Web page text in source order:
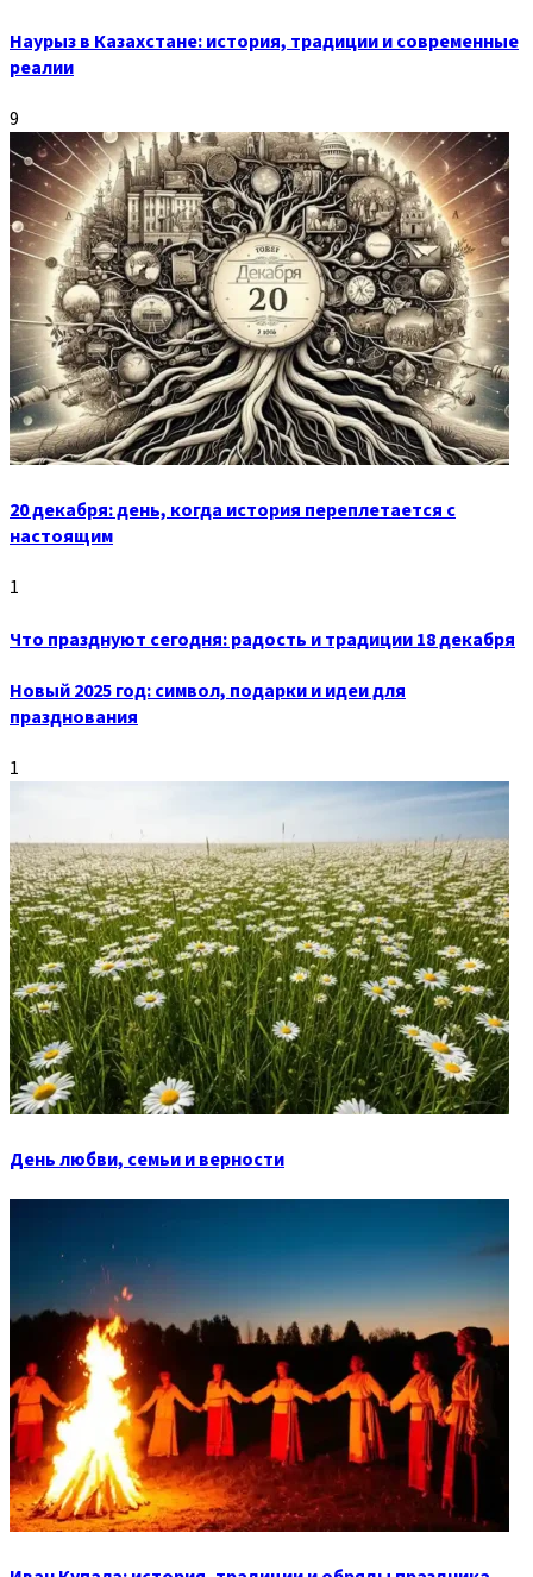
Наурыз в Казахстане: история, традиции и современные
реалии
9
20 декабря: день, когда история переплетается с
настоящим
1
Что празднуют сегодня: радость и традиции 18 декабря
Новый 2025 год: символ, подарки и идеи для
празднования
1
День любви, семьи и верности